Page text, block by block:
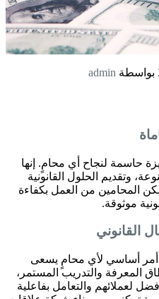
بواسطة admin
حاسمة لنجاح أي محامٍ. إنها
وتقديم الحلول القانونية
المحامين من العمل بكفاءة
موثوقة.
القانوني
أمر أساسي لأي محامٍ يسعى
المعرفة والتدريب المستمر،
لعملائهم والتعامل بفاعلية